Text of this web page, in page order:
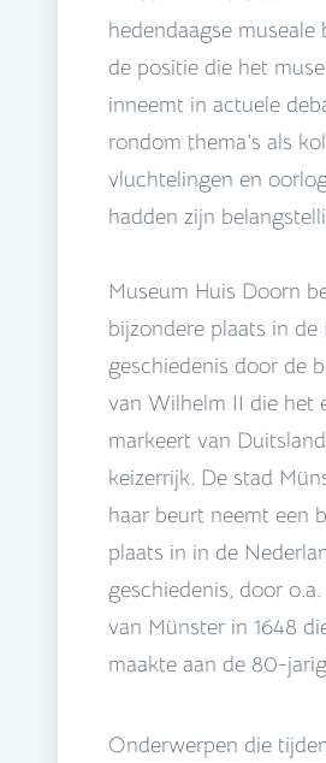
hedendaagse museale
de positie die het
inneemt in actuele
rondom thema’s als
vluchtelingen en
hadden zijn
Museum Huis Doorn
bijzondere plaats in de
geschiedenis door de
van Wilhelm II die het
markeert van
keizerrijk. De stad
haar beurt neemt een
plaats in in de
geschiedenis, door
van Münster in 1648
maakte aan de 80-
Onderwerpen die